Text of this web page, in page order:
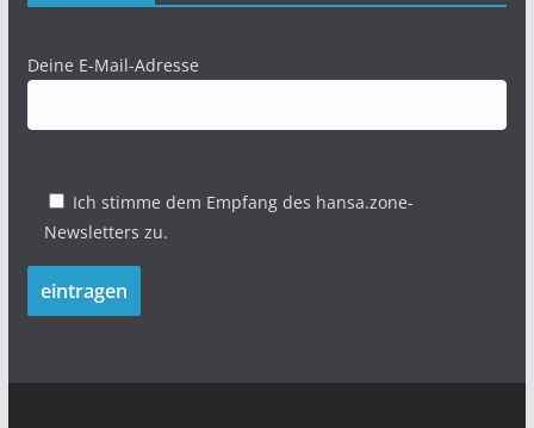
Deine E-Mail-Adresse
Ich stimme dem Empfang des hansa.zone-
Newsletters zu.